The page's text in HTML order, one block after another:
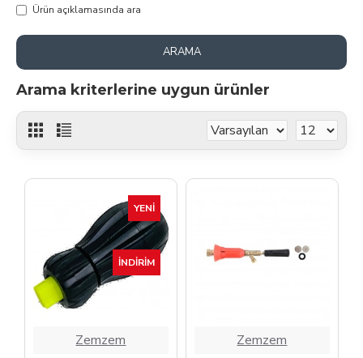
Ürün açıklamasında ara
ARAMA
Arama kriterlerine uygun ürünler
YENI
İNDIRIM
Zemzem Zemzem